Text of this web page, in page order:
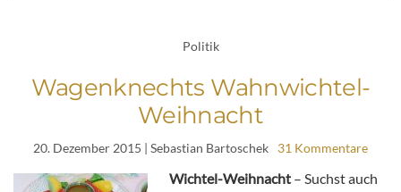
Politik
Wagenknechts Wahnwichtel-
Weihnacht
20. Dezember 2015 | Sebastian Bartoschek 31 Kommentare
Wichtel-Weihnacht – Suchst auch